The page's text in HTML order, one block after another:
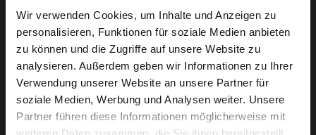
Wir verwenden Cookies, um Inhalte und Anzeigen zu
personalisieren, Funktionen für soziale Medien anbieten
zu können und die Zugriffe auf unsere Website zu
analysieren. Außerdem geben wir Informationen zu Ihrer
Verwendung unserer Website an unsere Partner für
soziale Medien, Werbung und Analysen weiter. Unsere
Partner führen diese Informationen möglicherweise mit
Online-Terminbuchung
Für Geschäftskunden
Audi Business
BMW Geschäftskunden
Volkswagen Professional Class